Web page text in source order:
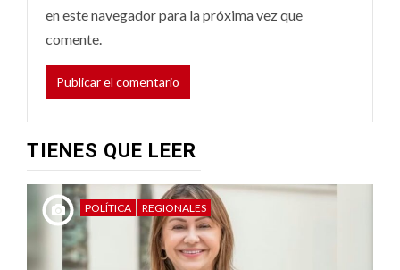
en este navegador para la próxima vez que
comente.
TIENES QUE LEER
POLÍTICA REGIONALES